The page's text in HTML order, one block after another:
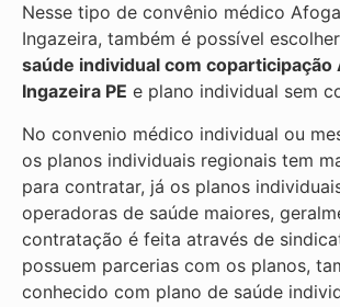
Nesse tipo de convênio médico
Ingazeira, também é possível
saúde individual com coparticipação
Ingazeira PE e plano individual sem
No convenio médico individual ou
os planos individuais regionais tem
para contratar, já os planos
operadoras de saúde maiores,
contratação é feita através de
possuem parcerias com os planos,
conhecido com plano de saúde